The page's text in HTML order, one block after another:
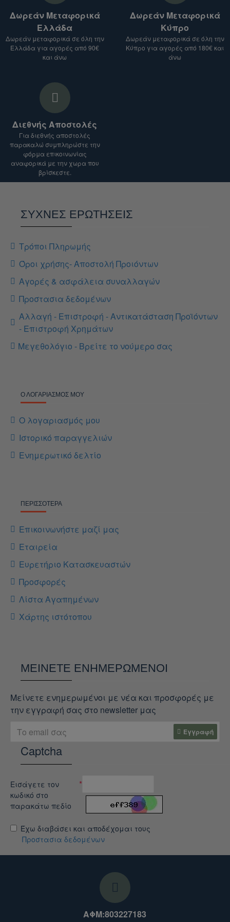
προϊόντα που σας ενδιαφέρουν, μαζί με το
κόστος αποστολής.
Σημείωση:
Το κόστος αποστολής ενδέχεται να ποικίλλει
Για αποστολές σε χώρες εκτός Ευρωπαϊκής
Ένωσης, ενδέχεται να ισχύουν επιπλέον
δασμοί και φόροι.
Είμαστε στη διάθεσή σας για οποιαδήποτε
διευκρίνιση.
Δωρεάν Μεταφορικά
Ελλάδα
Δωρεάν μεταφορικά σε όλη την
Ελλάδα για αγορές από 90€
και άνω
Δωρεάν Μεταφορικά
Κύπρο
Δωρεάν μεταφορικά σε όλη την
Κύπρο για αγορές από 180€ και
άνω
Διεθνής Αποστολές
Για διεθνής αποστολές
παρακαλώ συμπληρώστε την
φόρμα επικοινωνίας
αναφορικά με την χωρα που
βρίσκεστε.
ΣΥΧΝΕΣ ΕΡΩΤΗΣΕΙΣ
Τρόποι Πληρωμής
Όροι χρήσης- Αποστολή Προιόντων
Αγορές & ασφάλεια συναλλαγών
Προστασια δεδομένων
Αλλαγή - Επιστροφή - Αντικατάσταση Προϊόντων
- Επιστροφή Χρημάτων
Μεγεθολόγιο - Βρείτε το νούμερο σας
Ο ΛΟΓΑΡΙΑΣΜΌΣ ΜΟΥ
Ο λογαριασμός μου
Ιστορικό παραγγελιών
Ενημερωτικό δελτίο
ΠΕΡΙΣΣΌΤΕΡΑ
Επικοινωνήστε μαζί μας
Εταιρεία
Ευρετήριο Κατασκευαστών
Προσφορές
Λίστα Αγαπημένων
Χάρτης ιστότοπου
ΜΕΊΝΕΤΕ ΕΝΗΜΕΡΩΜΈΝΟΙ
Μείνετε ενημερωμένοι με νέα και προσφορές με
την εγγραφή σας στο newsletter μας
Εγγραφή
Captcha
Εισάγετε τον
κωδικό στο
παρακάτω πεδίο
Έχω διαβάσει και αποδέχομαι τους
Προστασια δεδομένων
ΑΦΜ:803227183